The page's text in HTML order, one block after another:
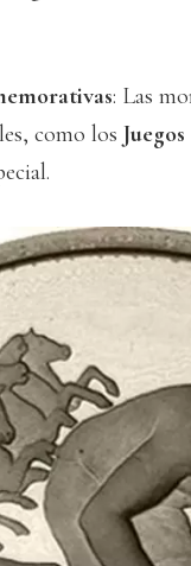
: Las
como los